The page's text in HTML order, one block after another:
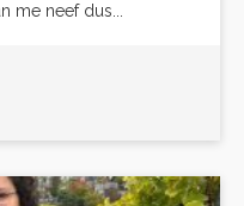
me neef dus...